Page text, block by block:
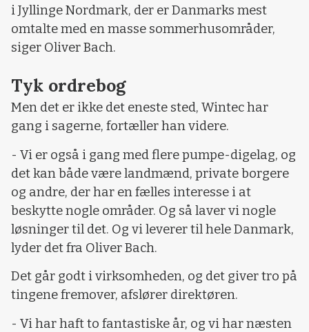
i Jyllinge Nordmark, der er Danmarks mest
omtalte med en masse sommerhusområder,
siger Oliver Bach.
Tyk ordrebog
Men det er ikke det eneste sted, Wintec har
gang i sagerne, fortæller han videre.
- Vi er også i gang med flere pumpe-digelag, og
det kan både være landmænd, private borgere
og andre, der har en fælles interesse i at
beskytte nogle områder. Og så laver vi nogle
løsninger til det. Og vi leverer til hele Danmark,
lyder det fra Oliver Bach.
Det går godt i virksomheden, og det giver tro på
tingene fremover, afslører direktøren.
- Vi har haft to fantastiske år, og vi har næsten